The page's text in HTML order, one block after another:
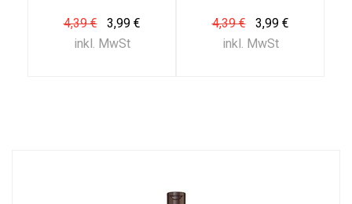
4,39 €
3,99 €
inkl. MwSt
4,39 €
3,99 €
inkl. MwSt